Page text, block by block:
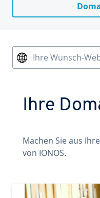
Ihre Wunsch-
Ihre
Machen Sie aus
von IONOS.